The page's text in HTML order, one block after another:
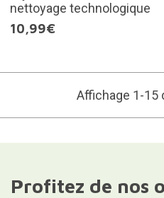
nettoyage technologique
10,99€
Affichage 1-15
Profitez de nos